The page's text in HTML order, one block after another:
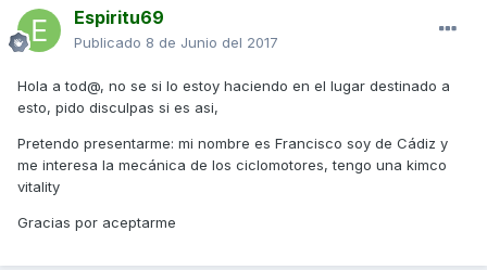
Espiritu69
Publicado 8 de Junio del 2017
Hola a tod@, no se si lo estoy haciendo en el lugar destinado a
esto, pido disculpas si es asi,
Pretendo presentarme: mi nombre es Francisco soy de Cádiz y
me interesa la mecánica de los ciclomotores, tengo una kimco
vitality
Gracias por aceptarme